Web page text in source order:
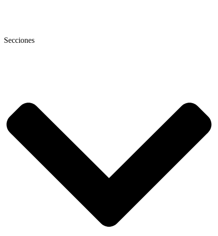
Secciones